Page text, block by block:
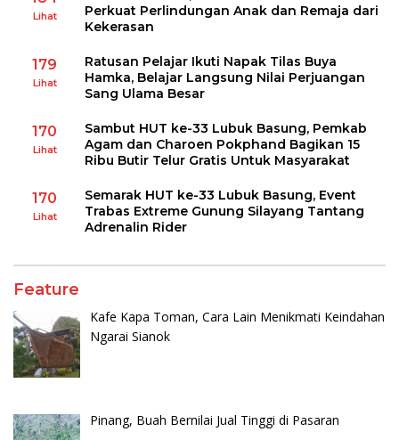
Lihat
Perkuat Perlindungan Anak dan Remaja dari
Kekerasan
179
Lihat
Ratusan Pelajar Ikuti Napak Tilas Buya
Hamka, Belajar Langsung Nilai Perjuangan
Sang Ulama Besar
170
Lihat
Sambut HUT ke-33 Lubuk Basung, Pemkab
Agam dan Charoen Pokphand Bagikan 15
Ribu Butir Telur Gratis Untuk Masyarakat
170
Lihat
Semarak HUT ke-33 Lubuk Basung, Event
Trabas Extreme Gunung Silayang Tantang
Adrenalin Rider
Feature
Kafe Kapa Toman, Cara Lain Menikmati Keindahan
Ngarai Sianok
Pinang, Buah Bernilai Jual Tinggi di Pasaran